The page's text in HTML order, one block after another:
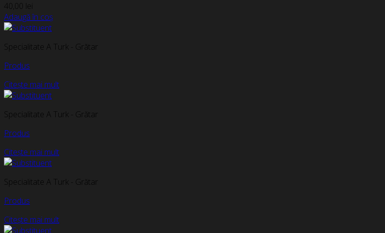
40,00 lei
Adaugă în coș
Specialitate A Turk - Grătar
Produs
Citește mai mult
Specialitate A Turk - Grătar
Produs
Citește mai mult
Specialitate A Turk - Grătar
Produs
Citește mai mult